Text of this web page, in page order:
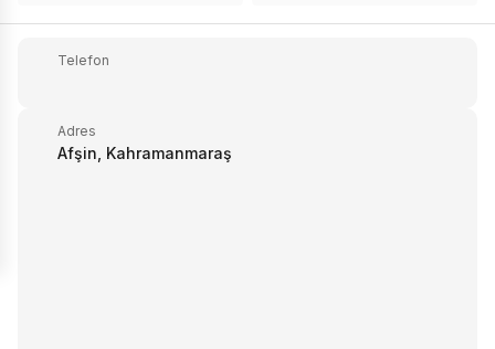
Telefon
Adres
Afşin, Kahramanmaraş